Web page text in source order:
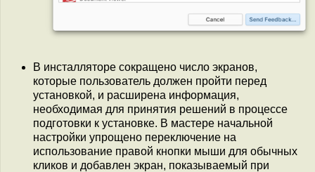
В инсталляторе сокращено число экранов,
которые пользователь должен пройти перед
установкой, и расширена информация,
необходимая для принятия решений в процессе
подготовки к установке. В мастере начальной
настройки упрощено переключение на
использование правой кнопки мыши для обычных
кликов и добавлен экран, показываемый при